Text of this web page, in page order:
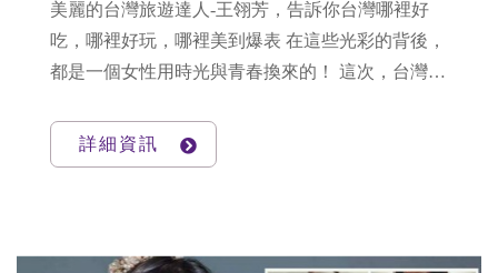
美麗的台灣旅遊達人-王翎芳，告訴你台灣哪裡好
吃，哪裡好玩，哪裡美到爆表 在這些光彩的背後，
都是一個女性用時光與青春換來的！ 這次，台灣旅
你：在台灣，怎麼讓你變得好漂亮！
詳細資訊